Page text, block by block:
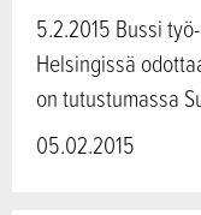
5.2.2015 Bussi
Helsingissä
on tutustumassa
05.02.2015